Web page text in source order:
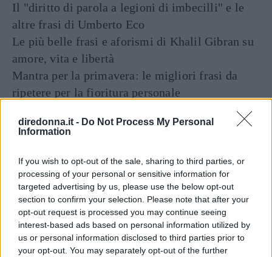
diredonna.it - Do Not Process My Personal
Information
If you wish to opt-out of the sale, sharing to third parties, or
processing of your personal or sensitive information for
targeted advertising by us, please use the below opt-out
section to confirm your selection. Please note that after your
opt-out request is processed you may continue seeing
interest-based ads based on personal information utilized by
us or personal information disclosed to third parties prior to
your opt-out. You may separately opt-out of the further
Il "diritto di parola a legioni di imbecilli" e le
altre frasi di Umberto Eco
Le più belle frasi e aforismi di Khalil Gibran su
amore, vita e libertà
Mantra per la primavera: le migliori frasi da
ripetere per la fioritura personale
Articolia tema